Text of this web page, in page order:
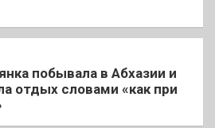
побывала в Абхазии и
отдых словами «как при